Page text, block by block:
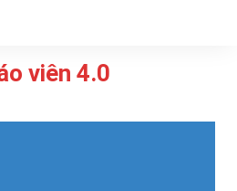
viên 4.0